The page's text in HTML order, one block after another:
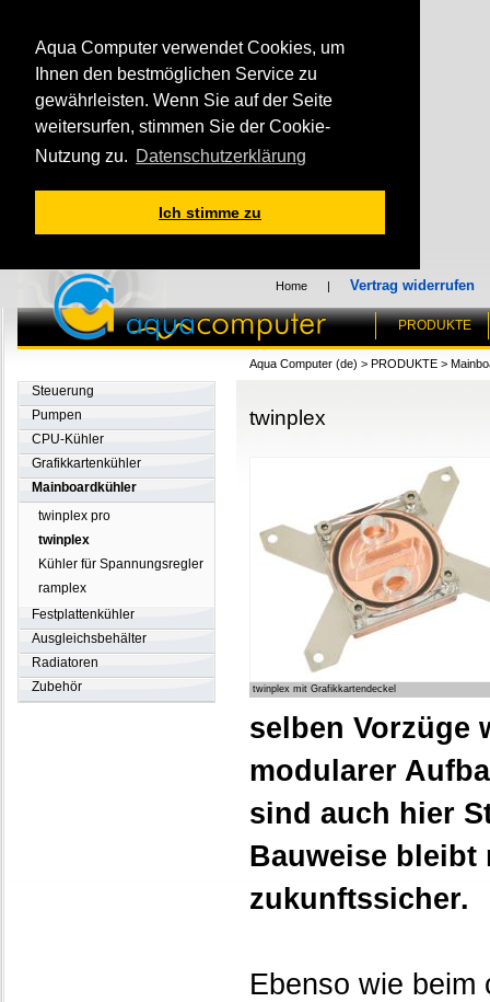
Aqua Computer verwendet Cookies, um
Ihnen den bestmöglichen Service zu
gewährleisten. Wenn Sie auf der Seite
weitersurfen, stimmen Sie der Cookie-
Nutzung zu. Datenschutzerklärung
Ich stimme zu
Home | Vertrag widerrufen
PRODUKTE
Steuerung
Pumpen
CPU-Kühler
Grafikkartenkühler
Mainboardkühler
twinplex pro
twinplex
Kühler für Spannungsregler
ramplex
Festplattenkühler
Ausgleichsbehälter
Radiatoren
Zubehör
Aqua Computer (de) > PRODUKTE >
twinplex
twinplex mit Grafikkartendeckel
selben Vorzüge
modularer
sind auch hier
Bauweise bleibt
zukunftssicher.
Ebenso wie beim